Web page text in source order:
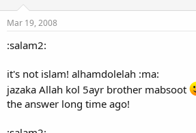
Mar 19, 2008
:salam2:
it's not islam! alhamdolelah :ma:
jazaka Allah kol 5ayr brother mabsoot
the answer long time ago!